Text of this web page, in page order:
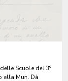
Scuole del 3°
alla Mun. Dà